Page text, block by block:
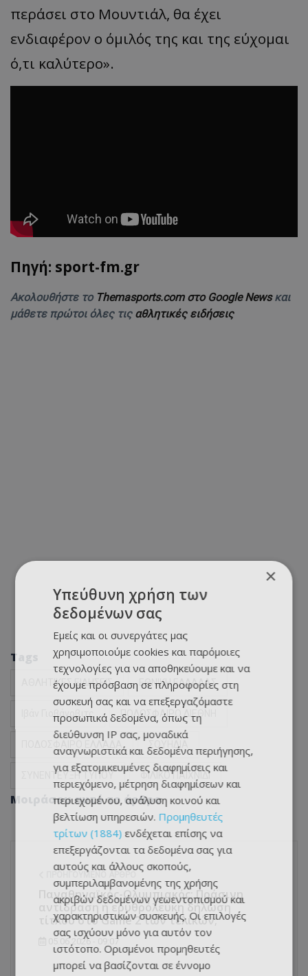
περάσει στο Μουντιάλ, θα έχει
ενδιαφέρον ο όμιλός της και της εύχομαι
ό,τι καλύτερο».
Πηγή: sport-fm.gr
Ακολουθήστε το Themasports.com στο Google Newsκαι
μάθετε πρώτοι όλες τις αθλητικές ειδήσεις
Tags
ΑΘΛΗΤΙΚΕΣ ΕΙΔΗΣΕΙΣ ΕΘΝΙΚΗ ΕΛΛΑΔΑΣ
Ιβάν Γιοβάνοβιτς ΠΟΔΟΣΦΑΙΡΟ ΔΙΕΘΝΗ
ΠΟΔΟΣΦΑΙΡΟ ΕΛΛΑΔΑ ΣΟΥΗΔΙΑ
ΣΥΝΕΝΤΕΥΞΗ ΤΥΠΟΥ ΦΙΛΙΚΟ ΠΑΙΧΝΙΔΙ
Μοιράσου αυτό το άρθρο
ΠΡΟΗΓΟΎΜΕΝΟ ΆΡΘΡΟ
Παναθηναϊκός-Ολυμπιακός: Πράσινη
αντίδραση ή ερυθρόλευκη δήλωση
τίτλου στο Game 2 των τελικών;
05.06.2026 - 09:07
×
Υπεύθυνη χρήση των
δεδομένων σας
Εμείς και οι συνεργάτες μας
χρησιμοποιούμε cookies και παρόμοιες
τεχνολογίες για να αποθηκεύουμε και να
έχουμε πρόσβαση σε πληροφορίες στη
συσκευή σας και να επεξεργαζόμαστε
προσωπικά δεδομένα, όπως τη
διεύθυνση IP σας, μοναδικά
αναγνωριστικά και δεδομένα περιήγησης,
για εξατομικευμένες διαφημίσεις και
περιεχόμενο, μέτρηση διαφημίσεων και
περιεχομένου, ανάλυση κοινού και
βελτίωση υπηρεσιών. Προμηθευτές
τρίτων (1884) ενδέχεται επίσης να
επεξεργάζονται τα δεδομένα σας για
αυτούς και άλλους σκοπούς,
συμπεριλαμβανομένης της χρήσης
ακριβών δεδομένων γεωεντοπισμού και
χαρακτηριστικών συσκευής. Οι επιλογές
σας ισχύουν μόνο για αυτόν τον
ιστότοπο. Ορισμένοι προμηθευτές
μπορεί να βασίζονται σε έννομο